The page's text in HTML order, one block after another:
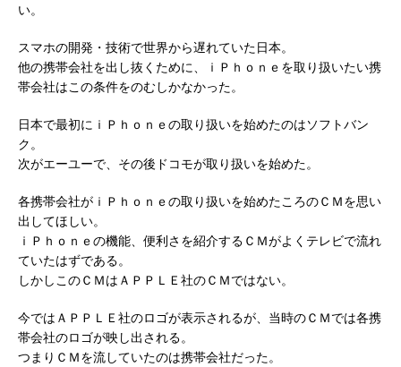
い。
スマホの開発・技術で世界から遅れていた日本。
他の携帯会社を出し抜くために、ｉＰｈｏｎｅを取り扱いたい携
帯会社はこの条件をのむしかなかった。
日本で最初にｉＰｈｏｎｅの取り扱いを始めたのはソフトバン
ク。
次がエーユーで、その後ドコモが取り扱いを始めた。
各携帯会社がｉＰｈｏｎｅの取り扱いを始めたころのＣＭを思い
出してほしい。
ｉＰｈｏｎｅの機能、便利さを紹介するＣＭがよくテレビで流れ
ていたはずである。
しかしこのＣＭはＡＰＰＬＥ社のＣＭではない。
今ではＡＰＰＬＥ社のロゴが表示されるが、当時のＣＭでは各携
帯会社のロゴが映し出される。
つまりＣＭを流していたのは携帯会社だった。